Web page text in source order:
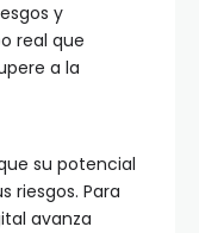
y
real que
a la
su potencial
riesgos. Para
avanza